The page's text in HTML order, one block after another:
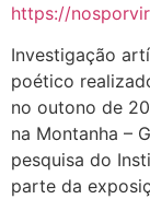
https://
Investigação
poético
no outono de
na Montanha –
pesquisa do
parte da